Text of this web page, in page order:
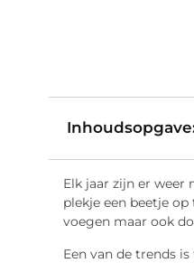
Elk jaar zijn er weer
plekje een beetje
voegen maar ook
Een van de trends